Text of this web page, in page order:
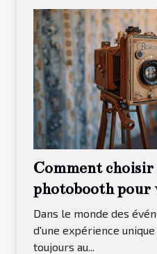
Comment
photobooth pour
Dans le monde des
d'une expérience
toujours au...